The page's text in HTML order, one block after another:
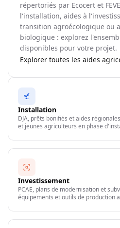
répertoriés par Ecocert et
l'installation, aides à
transition agroécologique ou
biologique : explorez
disponibles pour votre projet.
Explorer toutes les aides
Installation
DJA, prêts bonifiés et aides
et jeunes agriculteurs en phase
Investissement
PCAE, plans de modernisation et
équipements et outils de production